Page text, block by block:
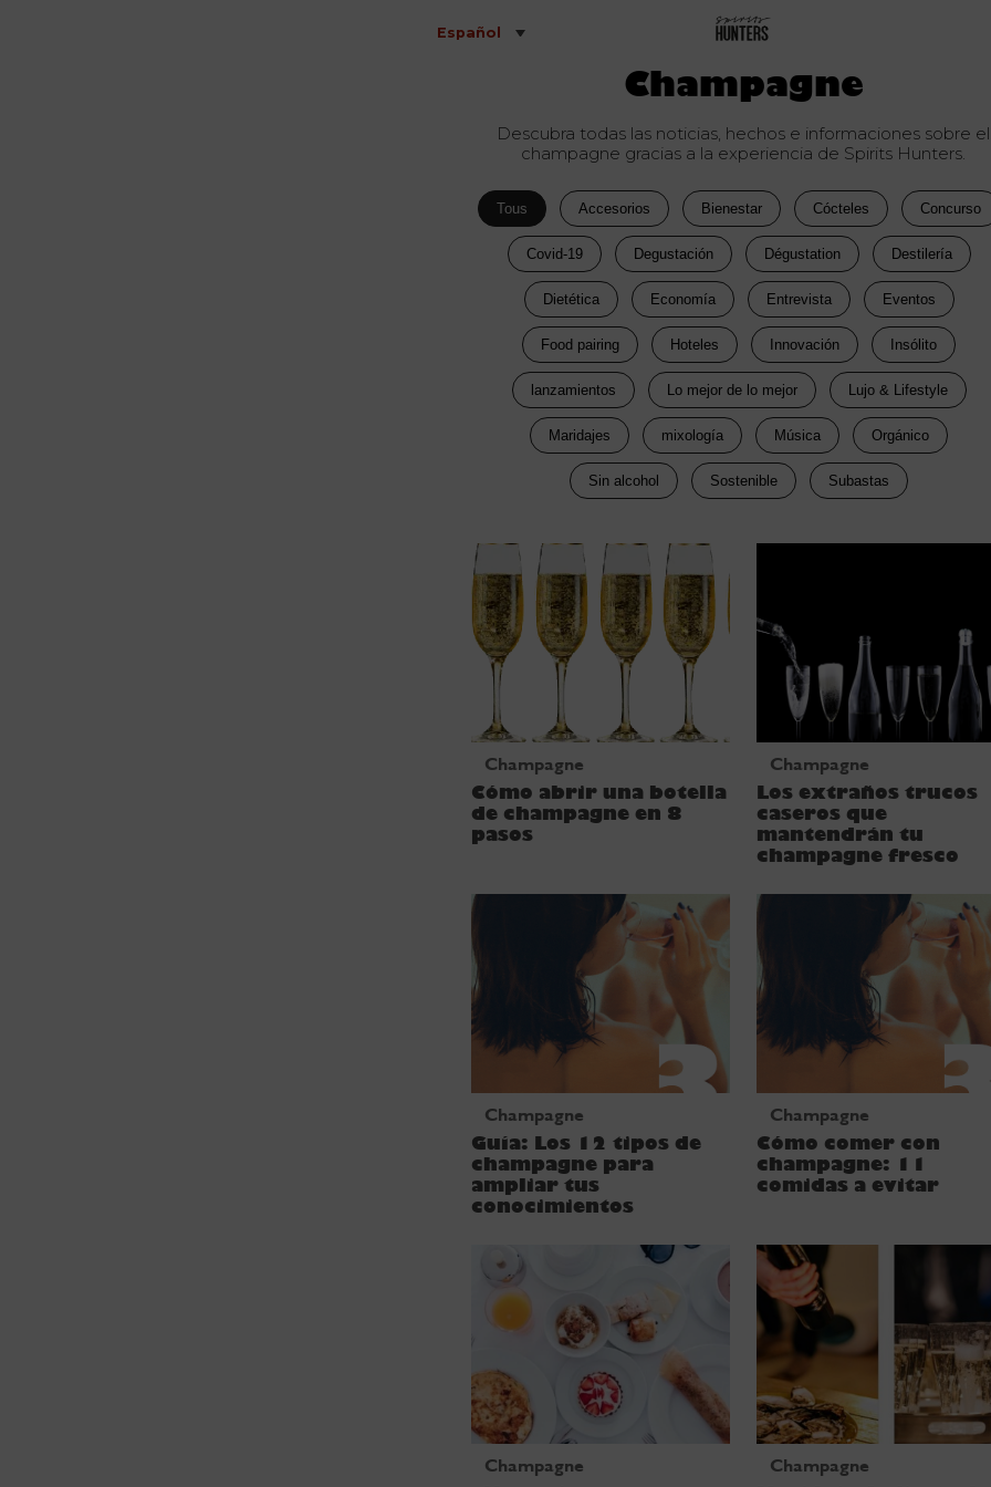
Español
Champagne
Descubra todas las noticias, hechos e informaciones sobre el
champagne gracias a la experiencia de Spirits Hunters.
Tous Accesorios Bienestar Cócteles Concurso
Covid-19 Degustación Dégustation Destilería
Dietética Economía Entrevista Eventos
Food pairing Hoteles Innovación Insólito
lanzamientos Lo mejor de lo mejor Lujo & Lifestyle
Maridajes mixología Música Orgánico
Sin alcohol Sostenible Subastas
Champagne
Cómo abrir una botella
de champagne en 8
pasos
Champagne
Los extraños trucos
caseros que
mantendrán tu
champagne fresco
Champagne
Guía: Los 12 tipos de
champagne para
ampliar tus
conocimientos
Champagne
Cómo comer con
champagne: 11
comidas a evitar
Champagne Champagne